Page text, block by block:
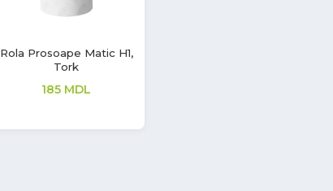
Rola Prosoape Matic H1,
Tork
185 MDL